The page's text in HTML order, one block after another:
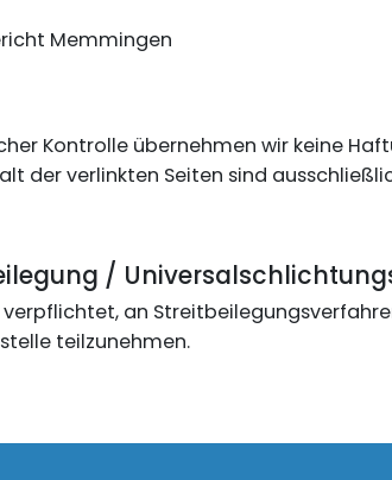
Memmingen
Kontrolle übernehmen wir keine
der verlinkten Seiten sind
/
an
teilzunehmen.